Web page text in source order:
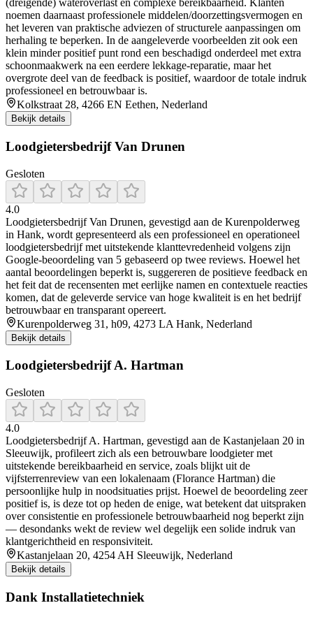
(dreigende) wateroverlast en complexe bereikbaarheid. Klanten
noemen daarnaast professionele middelen/doorzettingsvermogen en
het leveren van praktische adviezen of structurele aanpassingen om
herhaling te beperken. In de aangeleverde voorbeelden zit ook een
klein minder positief punt rond een beschadigd onderdeel met extra
schoonmaakwerk na een eerdere lekkage-reparatie, maar het
overgrote deel van de feedback is positief, waardoor de totale indruk
professioneel en betrouwbaar is.
Kolkstraat 28, 4266 EN Eethen, Nederland
Bekijk details
Loodgietersbedrijf Van Drunen
Gesloten
4.0
Loodgietersbedrijf Van Drunen, gevestigd aan de Kurenpolderweg
in Hank, wordt gepresenteerd als een professioneel en operationeel
loodgietersbedrijf met uitstekende klanttevredenheid volgens zijn
Google-beoordeling van 5 gebaseerd op twee reviews. Hoewel het
aantal beoordelingen beperkt is, suggereren de positieve feedback en
het feit dat de recensenten met eerlijke namen en contextuele reacties
komen, dat de geleverde service van hoge kwaliteit is en het bedrijf
betrouwbaar en transparant opereert.
Kurenpolderweg 31, h09, 4273 LA Hank, Nederland
Bekijk details
Loodgietersbedrijf A. Hartman
Gesloten
4.0
Loodgietersbedrijf A. Hartman, gevestigd aan de Kastanjelaan 20 in
Sleeuwijk, profileert zich als een betrouwbare loodgieter met
uitstekende bereikbaarheid en service, zoals blijkt uit de
vijfsterrenreview van een lokalenaam (Florance Hartman) die
persoonlijke hulp in noodsituaties prijst. Hoewel de beoordeling zeer
positief is, is deze tot op heden de enige, wat betekent dat uitspraken
over consistentie en professionele betrouwbaarheid nog beperkt zijn
— desondanks wekt de review wel degelijk een solide indruk van
klantgerichtheid en responsiviteit.
Kastanjelaan 20, 4254 AH Sleeuwijk, Nederland
Bekijk details
Dank Installatietechniek